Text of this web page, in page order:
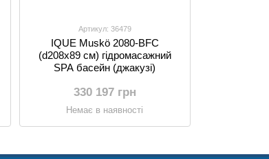
Артикул: 36479
IQUE Muskö 2080-BFC
(d208х89 см) гідромасажний
SPA басейн (джакузі)
330 197 грн
Немає в наявності